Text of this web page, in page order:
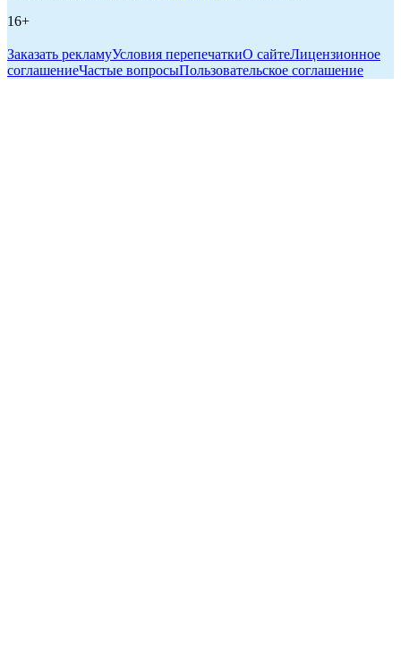
16+
Заказать рекламуУсловия перепечаткиО сайтеЛицензионное
соглашениеЧастые вопросыПользовательское соглашение